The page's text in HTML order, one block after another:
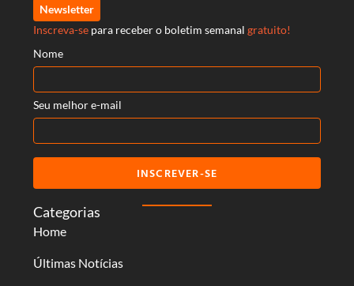
Categorias
Home
Últimas Notícias
Newsletter
Inscreva-se para receber o boletim semanal gratuito!
Nome
Seu melhor e-mail
INSCREVER-SE